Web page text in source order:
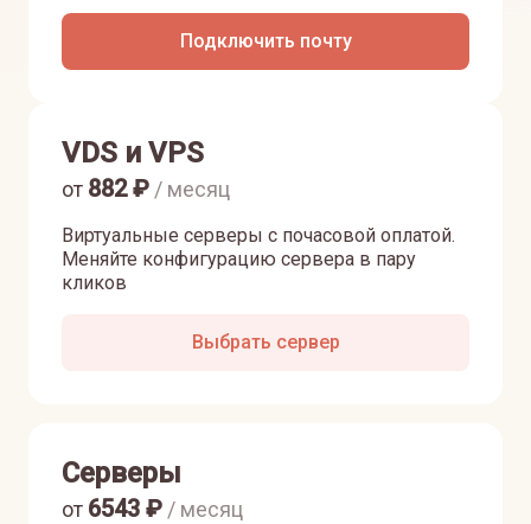
Подключить почту
VDS и VPS
Виртуальные серверы с почасовой оплатой.
Меняйте конфигурацию сервера в пару
кликов
от 882₽ / месяц
Выбрать сервер
Серверы
от 6543 ₽ / месяц